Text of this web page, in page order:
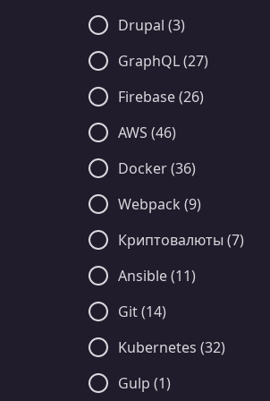
Drupal (3)
GraphQL (27)
Firebase (26)
AWS (46)
Docker (36)
Webpack (9)
Криптовалюты (7)
Ansible (11)
Git (14)
Kubernetes (32)
Gulp (1)